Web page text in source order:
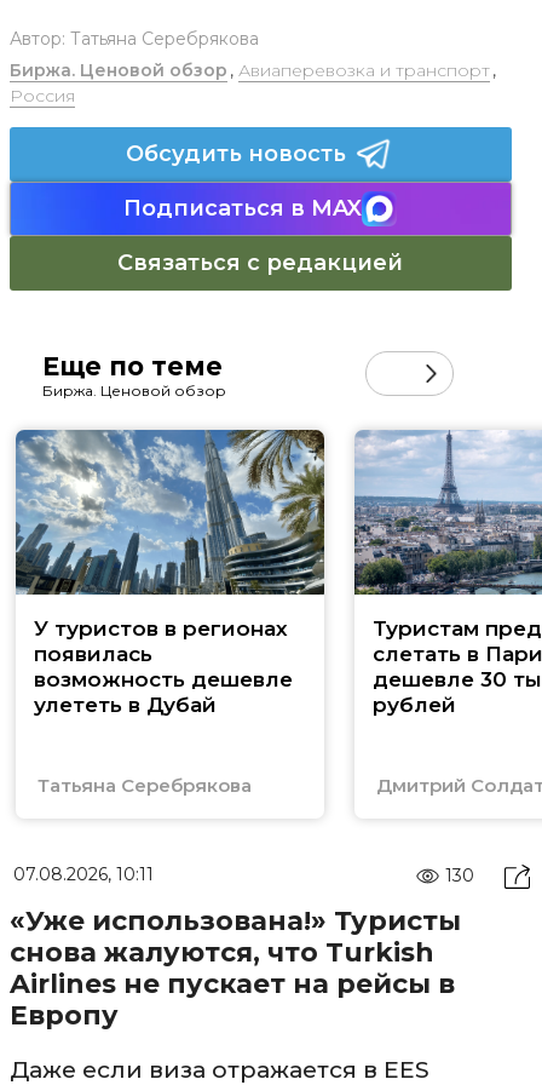
Автор: Татьяна Серебрякова
Биржа. Ценовой обзор , Авиаперевозка и транспорт,
Россия
Обсудить новость
Подписаться в MAX
Связаться с редакцией
Еще по теме
Биржа. Ценовой обзор
У туристов в регионах
появилась
возможность дешевле
улететь в Дубай
Татьяна Серебрякова
Туристам
слетать в
дешевле 30
рублей
Дмитрий
07.08.2026, 10:11 130
«Уже использована!» Туристы
снова жалуются, что Turkish
Airlines не пускает на рейсы в
Европу
Даже если виза отражается в EES